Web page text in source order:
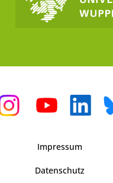
Impressum
Datenschutz